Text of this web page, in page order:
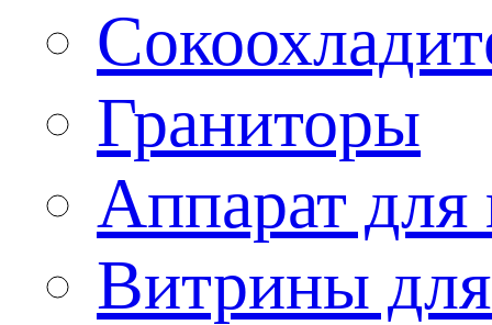
Граниторы
Аппарат для
Витрины